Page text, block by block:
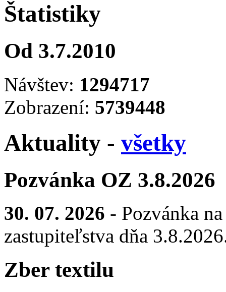
Štatistiky
Od 3.7.2010
Návštev: 1294717
Zobrazení: 5739448
Aktuality - všetky
Pozvánka OZ 3.8.2026
30. 07. 2026 - Pozvánka
zastupiteľstva dňa
Zber textilu